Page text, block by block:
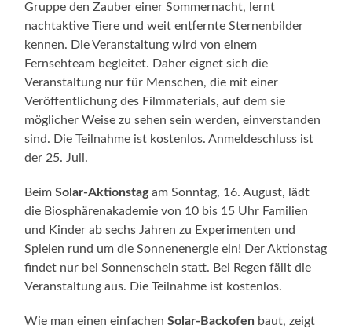
Gruppe den Zauber einer Sommernacht, lernt
nachtaktive Tiere und weit entfernte Sternenbilder
kennen. Die Veranstaltung wird von einem
Fernsehteam begleitet. Daher eignet sich die
Veranstaltung nur für Menschen, die mit einer
Veröffentlichung des Filmmaterials, auf dem sie
möglicher Weise zu sehen sein werden, einverstanden
sind. Die Teilnahme ist kostenlos. Anmeldeschluss ist
der 25. Juli.
BeimSolar-Aktionstagam Sonntag, 16. August, lädt
die Biosphärenakademie von 10 bis 15 Uhr Familien
und Kinder ab sechs Jahren zu Experimenten und
Spielen rund um die Sonnenenergie ein! Der Aktionstag
findet nur bei Sonnenschein statt. Bei Regen fällt die
Veranstaltung aus. Die Teilnahme ist kostenlos.
Wie man einen einfachenSolar-Backofen baut, zeigt